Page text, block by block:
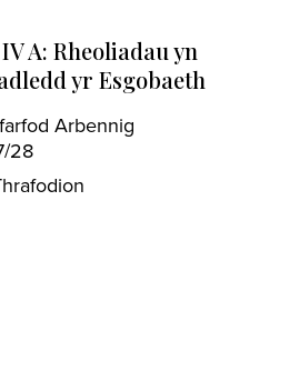
A: Rheoliadau yn
yr Esgobaeth
Arbennig
28